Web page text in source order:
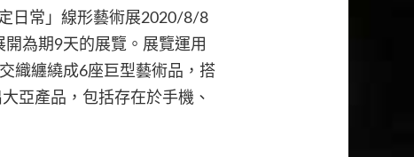
日常」線形藝術展2020/8/8
開為期9天的展覽。展覽運用
織纏繞成6座巨型藝術品，搭
亞產品，包括存在於手機、